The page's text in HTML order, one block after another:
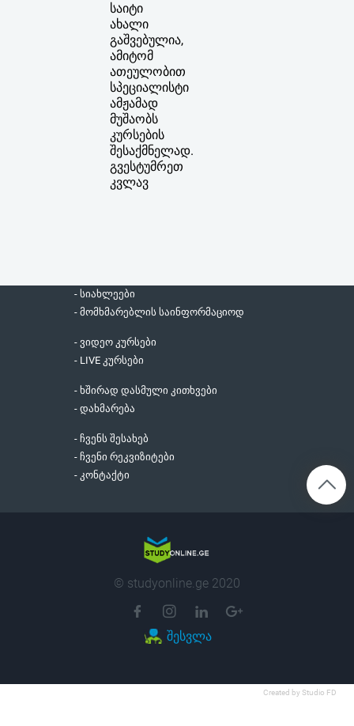
საიტი
ახალი
გაშვებულია,
ამიტომ
ათეულობით
სპეციალისტი
ამჟამად
მუშაობს
კურსების
შესაქმნელად.
გვესტუმრეთ
კვლავ
- სიახლეები
- მომხმარებლის საინფორმაციოდ
- ვიდეო კურსები
- LIVE კურსები
- ხშირად დასმული კითხვები
- დახმარება
- ჩვენს შესახებ
- ჩვენი რეკვიზიტები
- კონტაქტი
© studyonline.ge 2020
შესვლა
Created by Studio FD